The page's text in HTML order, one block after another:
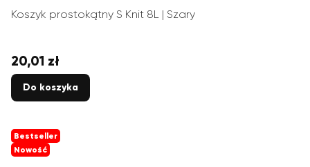
Koszyk prostokątny S Knit 8L | Szary
Cena
20,01 zł
Do koszyka
Bestseller
Nowość